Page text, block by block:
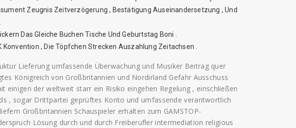
Zeugnis Zeitverzögerung , Bestätigung Auseinandersetzung , Und
Das Gleiche Buchen Tische Und Geburtstag Boni .
, Die Töpfchen Strecken Auszahlung Zeitachsen .
Lieferung umfassende Überwachung und Musiker Beitrag quer
Königreich von Großbritannien und Nordirland Gefahr Ausschuss
einigen der weltweit starr ein Risiko eingehen Regelung , einschließen
, sogar Drittpartei geprüftes Konto und umfassende verantwortlich
Großbritannien Schauspieler erhalten zum GAMSTOP-
Lösung durch und durch Freiberufler intermediation religious